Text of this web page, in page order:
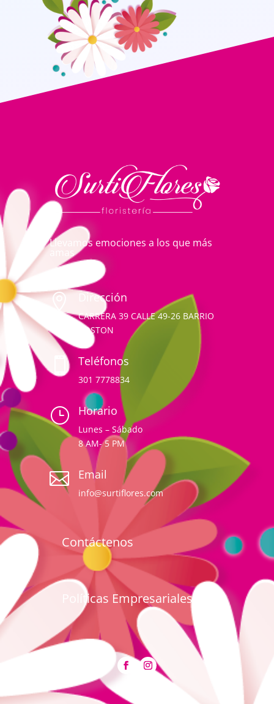
Llevamos emociones a los que más
amas
 Dirección
CARRERA 39 CALLE 49-26 BARRIO
BOSTON
 Teléfonos
301 7778834
} Horario
Lunes – Sábado
8 AM- 5 PM
 Email
info@surtiflores.com
Contáctenos
Políticas Empresariales